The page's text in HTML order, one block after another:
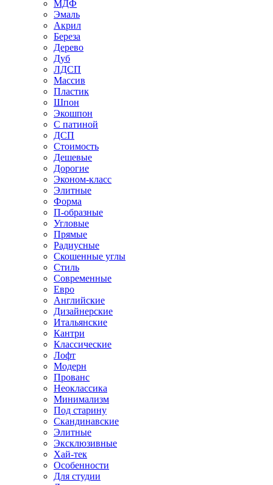
МДФ
Эмаль
Акрил
Береза
Дерево
Дуб
ЛДСП
Массив
Пластик
Шпон
Экошпон
С патиной
ДСП
Стоимость
Дешевые
Дорогие
Эконом-класс
Элитные
Форма
П-образные
Угловые
Прямые
Радиусные
Скошенные углы
Стиль
Современные
Евро
Английские
Дизайнерские
Итальянские
Кантри
Классические
Лофт
Модерн
Прованс
Неоклассика
Минимализм
Под старину
Скандинавские
Элитные
Эксклюзивные
Хай-тек
Особенности
Для студии